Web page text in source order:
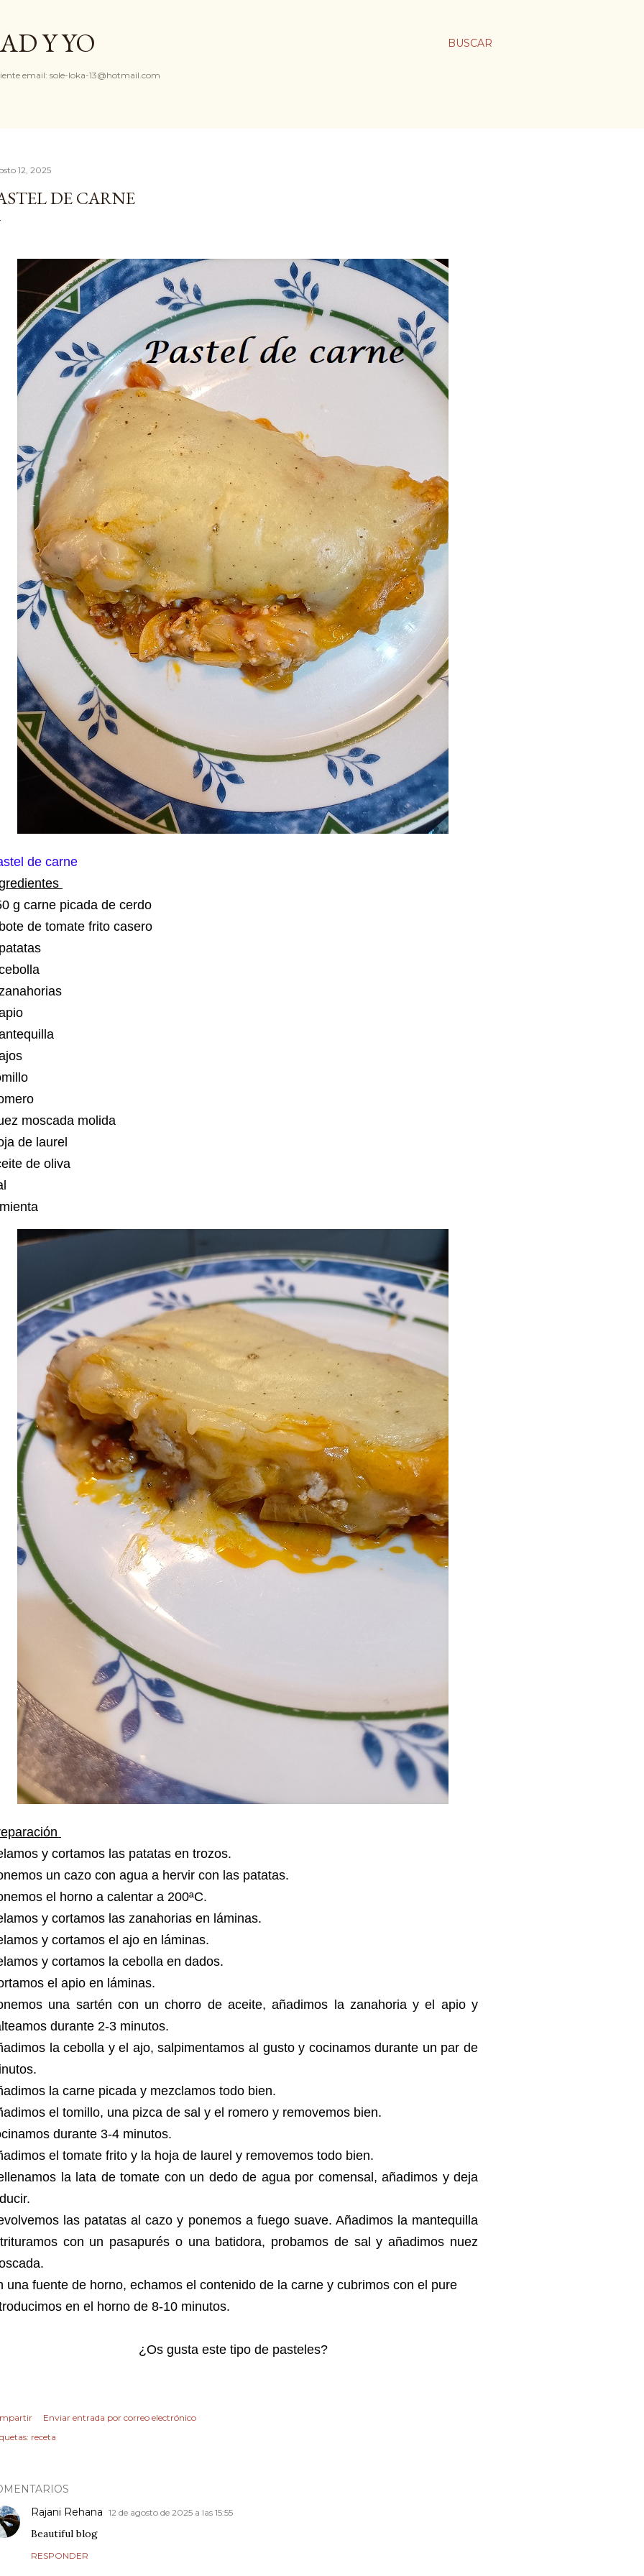
BUSCAR
Y YO
email: sole-loka-13@hotmail.com
12, 2025
DE CARNE
de carne
g carne picada de cerdo
de tomate frito casero
moscada molida
de laurel
de oliva
y cortamos las patatas en trozos.
un cazo con agua a hervir con las patatas.
el horno a calentar a 200ªC.
y cortamos las zanahorias en láminas.
y cortamos el ajo en láminas.
y cortamos la cebolla en dados.
el apio en láminas.
una sartén con un chorro de aceite, añadimos la zanahoria y el apio y
durante 2-3 minutos.
la cebolla y el ajo, salpimentamos al gusto y cocinamos durante un par de
la carne picada y mezclamos todo bien.
el tomillo, una pizca de sal y el romero y removemos bien.
durante 3-4 minutos.
el tomate frito y la hoja de laurel y removemos todo bien.
la lata de tomate con un dedo de agua por comensal, añadimos y deja
las patatas al cazo y ponemos a fuego suave. Añadimos la mantequilla
con un pasapurés o una batidora, probamos de sal y añadimos nuez
una fuente de horno, echamos el contenido de la carne y cubrimos con el pure
en el horno de 8-10 minutos.
¿Os gusta este tipo de pasteles?
Enviar entrada por correo electrónico
receta
Rajani Rehana 12 de agosto de 2025 a las 15:55
Beautiful blog
RESPONDER